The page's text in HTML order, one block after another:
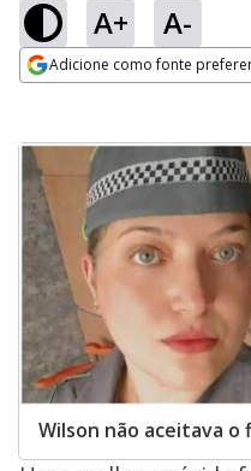
A+ A-
Adicione como fonte
Wilson não aceitava